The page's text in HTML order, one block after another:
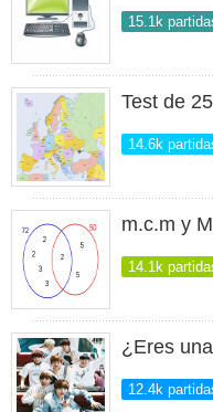
15.1k
Test de
14.6k
m.c.m y
14.1k
¿Eres
12.4k